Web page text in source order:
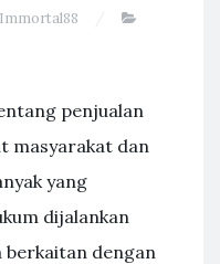
Immortal88
penjualan
masyarakat dan
yang
dijalankan
berkaitan dengan